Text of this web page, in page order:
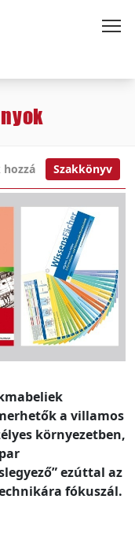
hozzá Szakkönyv
a villamos
környezetben,
ezúttal az
fókuszál.